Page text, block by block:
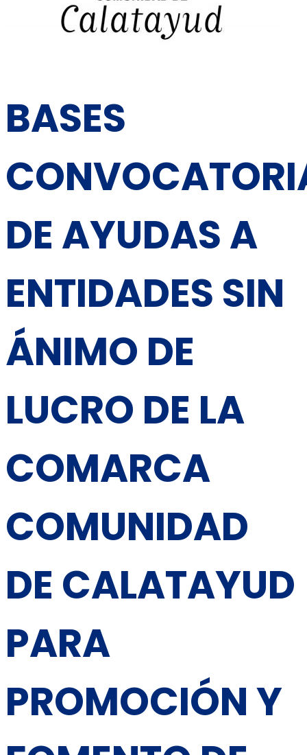
BASES
DE AYUDAS A
ENTIDADES SIN
ÁNIMO DE
LUCRO DE LA
COMARCA
COMUNIDAD
DE CALATAYUD
PARA
PROMOCIÓN Y